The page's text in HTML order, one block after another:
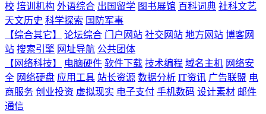
校 培训机构 外语综合 出国留学 图书展馆 百科词典 社科文艺
天文历史 科学探索 国防军事
【综合其它】
论坛综合 门户网站 社交网站 地方网站 博客网
站 搜索引擎 网址导航 公共团体
【网络科技】
电脑硬件 软件下载 技术编程 域名主机 网络安
全 网络硬盘 应用工具 站长资源 数据分析 IT资讯 广告联盟 电
商服务 创业投资 虚拟现实 电子支付 手机数码 设计素材 邮件
通信